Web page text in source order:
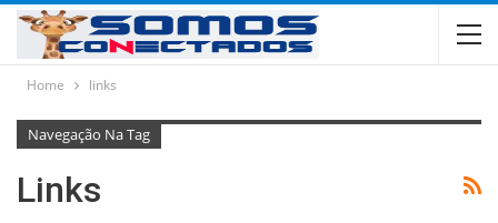
Home links
Navegação Na Tag
Links